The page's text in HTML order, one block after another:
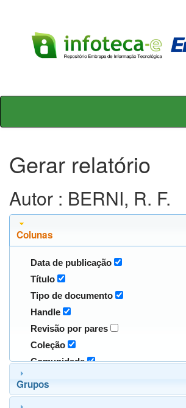
Skip
Gerar relatório
Autor : BERNI, R. F.
Colunas
Data de publicação
Título
Tipo de documento
Handle
Revisão por pares
Coleção
Comunidade
Grupos